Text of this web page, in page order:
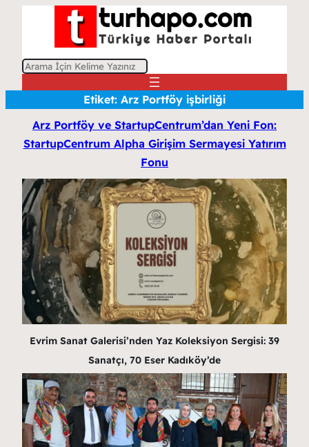
A
Etiket: Arz Portföy işbirliği
Arz Portföy ve StartupCentrum’dan Yeni Fon:
StartupCentrum Alpha Girişim Sermayesi Yatırım
Fonu
Evrim Sanat Galerisi’nden Yaz Koleksiyon Sergisi: 39
Sanatçı, 70 Eser Kadıköy’de